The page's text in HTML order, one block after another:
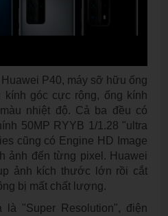
P40, máy sỡ hữu ống
kính góc cực rộng, ống kính
nhiệt độ. Cả ba đều có
50MP RYYB 1/1.28 "ultra
cũng có Engine HD Image
ảnh đến từng pixel. Huawei
ảnh kích thước lớn rồi cắt
bị mất chất lượng.
là "Super Resolution", điện